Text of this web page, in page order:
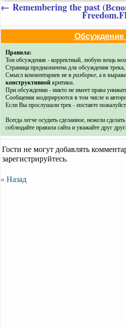
← Remembering the past
Обсуждение
Правила:
Тон обсуждения - корректный, любую вещь
Страница предназначена для обсуждения
Смысл комментариев не вразборке, а в
конструктивнойкритики.
При обсуждении - никто не имеет права
Сообщения модерируются в том числе и
Если Вы прослушали трек - поставте
Всегда легче осудить сделанное, нежели
соблюдайте правила сайта и уважайте друг
Гости не могут добавлять
зарегистрируйтесь.
« Назад